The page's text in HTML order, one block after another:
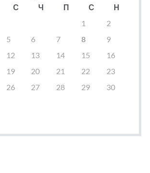
С Ч П С
Н
1
2
5 6 7 8
9
12 13 14 15
16
19 20 21 22
23
26 27 28 29
30